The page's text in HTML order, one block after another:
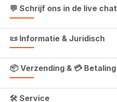
💬 Schrijf ons in de live chat
📜 Informatie & Juridisch
📦 Verzending & 💳 Betaling
🛠 Service